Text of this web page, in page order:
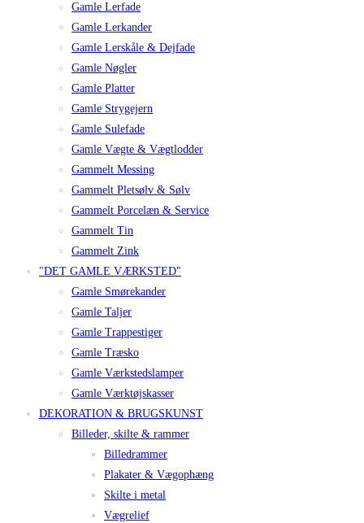
Gamle Lerfade
Gamle Lerkander
Gamle Lerskåle & Dejfade
Gamle Nøgler
Gamle Platter
Gamle Strygejern
Gamle Sulefade
Gamle Vægte & Vægtlodder
Gammelt Messing
Gammelt Pletsølv & Sølv
Gammelt Porcelæn & Service
Gammelt Tin
Gammelt Zink
"DET GAMLE VÆRKSTED"
Gamle Smørekander
Gamle Taljer
Gamle Trappestiger
Gamle Træsko
Gamle Værkstedslamper
Gamle Værktøjskasser
DEKORATION & BRUGSKUNST
Billeder, skilte & rammer
Billedrammer
Plakater & Vægophæng
Skilte i metal
Vægrelief